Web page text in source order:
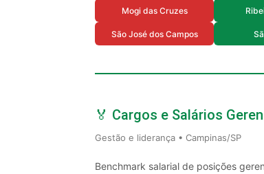
Mogi das Cruzes
São José dos Campos
🏅 Cargos e Salários
Gestão e liderança • Campinas/SP
Benchmark salarial de posições